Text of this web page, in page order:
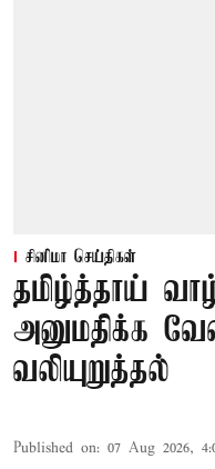
சினிமா செய்திகள்
தமிழ்த்தாய்
அனுமதிக்க
வலியுறுத்தல்
Published on: 07 Aug 2026,